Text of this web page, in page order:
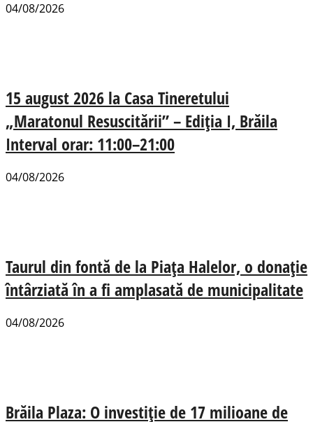
04/08/2026
15 august 2026 la Casa Tineretului
„Maratonul Resuscitării” – Ediția I, Brăila
Interval orar: 11:00–21:00
04/08/2026
Taurul din fontă de la Piața Halelor, o donație
întârziată în a fi amplasată de municipalitate
04/08/2026
Brăila Plaza: O investiție de 17 milioane de